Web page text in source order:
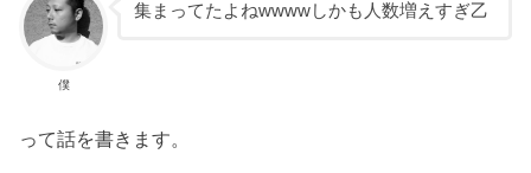
僕
集まってたよねwwwwしかも人数増えすぎ乙
って話を書きます。